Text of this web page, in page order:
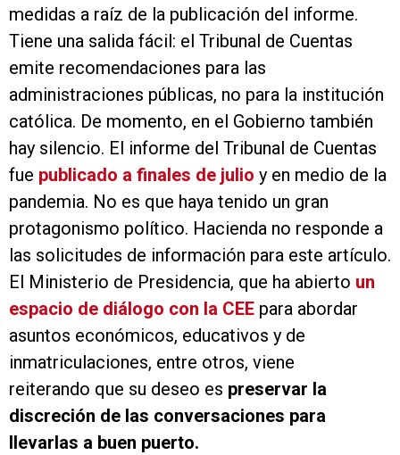
medidas a raíz de la publicación del informe.
Tiene una salida fácil: el Tribunal de Cuentas
emite recomendaciones para las
administraciones públicas, no para la institución
católica. De momento, en el Gobierno también
hay silencio. El informe del Tribunal de Cuentas
fue publicado a finales de julio y en medio de la
pandemia. No es que haya tenido un gran
protagonismo político. Hacienda no responde a
las solicitudes de información para este artículo.
El Ministerio de Presidencia, que ha abierto un
espacio de diálogo con la CEE para abordar
asuntos económicos, educativos y de
inmatriculaciones, entre otros, viene
reiterando que su deseo es preservar la
discreción de las conversaciones para
llevarlas a buen puerto.